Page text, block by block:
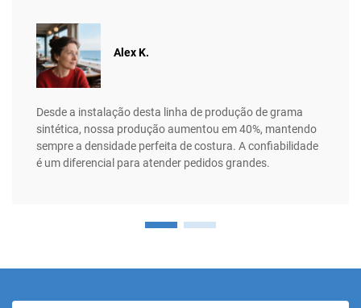
Alex K.
Desde a instalação desta linha de produção de grama
sintética, nossa produção aumentou em 40%, mantendo
sempre a densidade perfeita de costura. A confiabilidade
é um diferencial para atender pedidos grandes.